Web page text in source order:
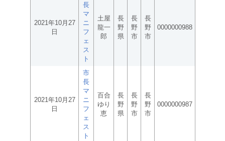
2021年10月27
日
長
マ
ニ
フ
ェ
ス
ト
土屋
龍一
郎
長
野
県
長
野
市
長
野
市
0000000988
2021年10月27
日
市
長
マ
ニ
フ
ェ
ス
ト
百合
ゆり
恵
長
野
県
長
野
市
長
野
市
0000000987